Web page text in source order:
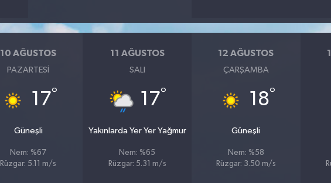
10 AĞUSTOS
PAZARTESI
17°
Güneşli
Nem: %67
Rüzgar: 5.11 m/s
11 AĞUSTOS
SALI
17°
Yakınlarda Yer Yer Yağmur
Nem: %65
Rüzgar: 5.31 m/s
12 AĞUSTOS
ÇARŞAMBA
18°
Güneşli
Nem: %58
Rüzgar: 3.50 m/s